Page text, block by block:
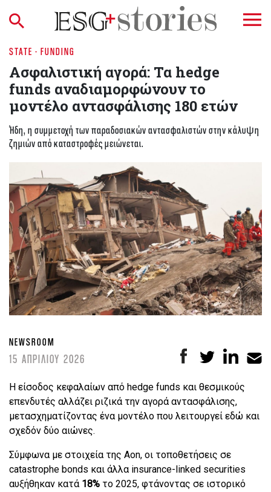
STATE - FUNDING
Ασφαλιστική αγορά: Τα hedge
funds αναδιαμορφώνουν το
μοντέλο αντασφάλισης 180 ετών
Ήδη, η συμμετοχή των παραδοσιακών αντασφαλιστών στην κάλυψη
ζημιών από καταστροφές μειώνεται.
NEWSROOM
15 ΑΠΡΙΛΙΟΥ 2026
Η είσοδος κεφαλαίων από hedge funds και θεσμικούς
επενδυτές αλλάζει ριζικά την αγορά αντασφάλισης,
μετασχηματίζοντας ένα μοντέλο που λειτουργεί εδώ και
σχεδόν δύο αιώνες.
Σύμφωνα με στοιχεία της Aon, οι τοποθετήσεις σε
catastrophe bonds και άλλα insurance-linked securities
αυξήθηκαν κατά 18% το 2025, φτάνοντας σε ιστορικό